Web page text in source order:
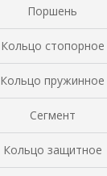
Поршень
Кольцо стопорное
Кольцо пружинное
Сегмент
Кольцо защитное